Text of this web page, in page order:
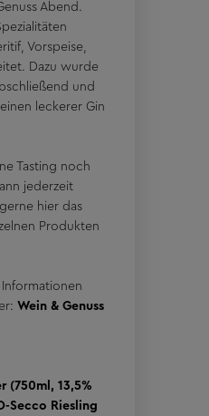
Abend.
Vorspeise,
Dazu wurde
und
leckerer Gin
Tasting noch
jederzeit
hier das
Produkten
Wein & Genuss
(750ml, 13,5%
Secco Riesling